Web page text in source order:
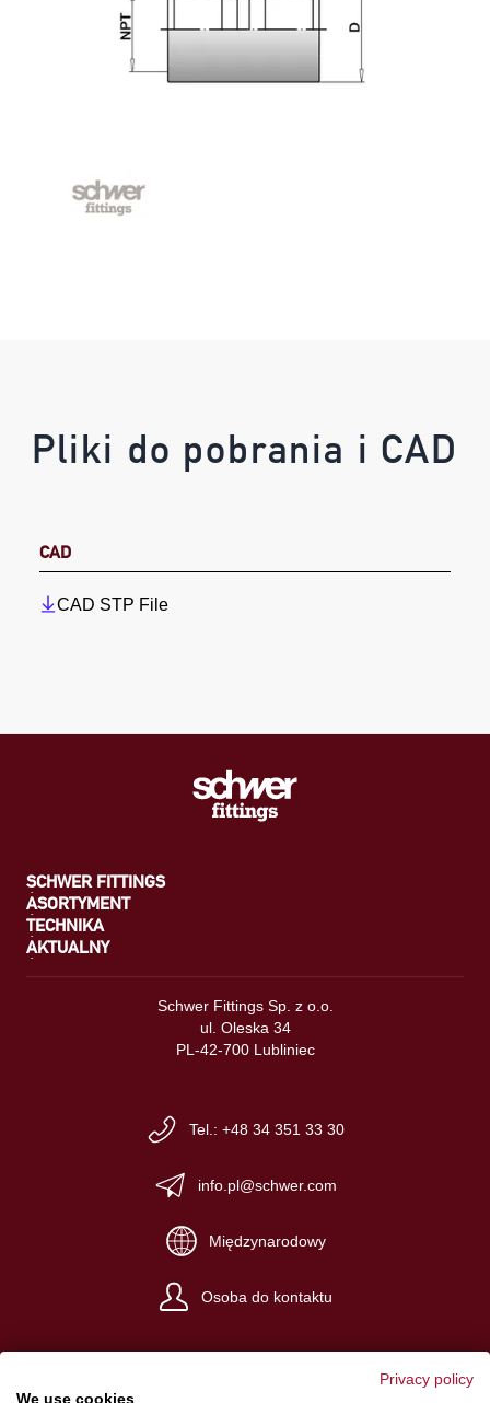
Pliki do pobrania i CAD
CAD
CAD STP File
SCHWER FITTINGS
ASORTYMENT
TECHNIKA
AKTUALNY
Schwer Fittings Sp. z o.o.
ul. Oleska 34
PL-42-700 Lubliniec
Tel.: +48 34 351 33 30
info.pl@schwer.com
Międzynarodowy
Osoba do kontaktu
Privacy policy
We use cookies